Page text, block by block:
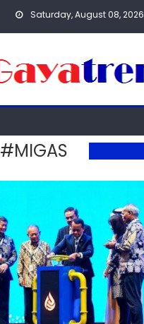
Saturday, August 08, 2026
#MIGAS